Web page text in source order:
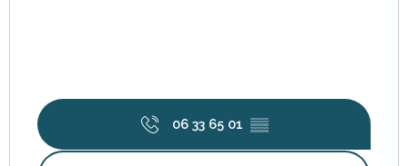
06 33 65 01 ▒▒